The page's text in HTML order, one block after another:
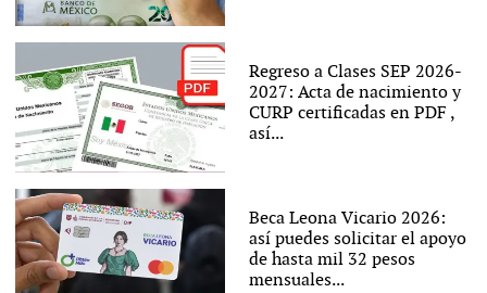
Regreso a Clases SEP 2026-
2027: Acta de nacimiento y
CURP certificadas en PDF ,
así...
Beca Leona Vicario 2026:
así puedes solicitar el apoyo
de hasta mil 32 pesos
mensuales...